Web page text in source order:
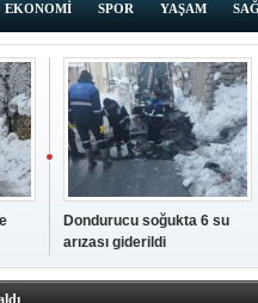
EKONOMİ SPOR YAŞAM
Dondurucu soğukta 6 su
arızası giderildi